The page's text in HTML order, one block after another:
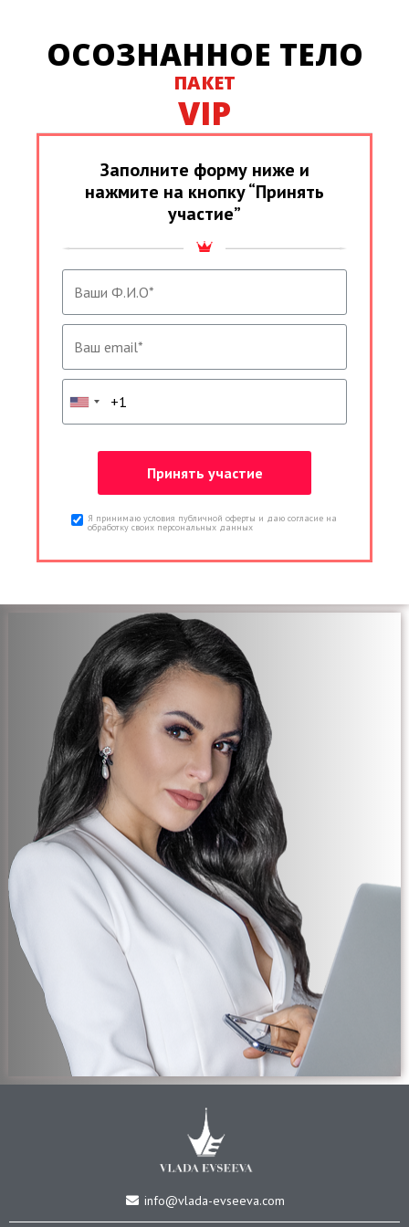
ОСОЗНАННОЕ ТЕЛО
ПАКЕТ
VIP
Заполните форму ниже и
нажмите на кнопку “Принять
участие”
Я принимаю условия публичной оферты и даю согласие на
обработку своих персональных данных
info@vlada-evseeva.com